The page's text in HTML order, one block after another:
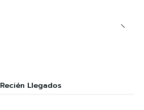
Recién Llegados